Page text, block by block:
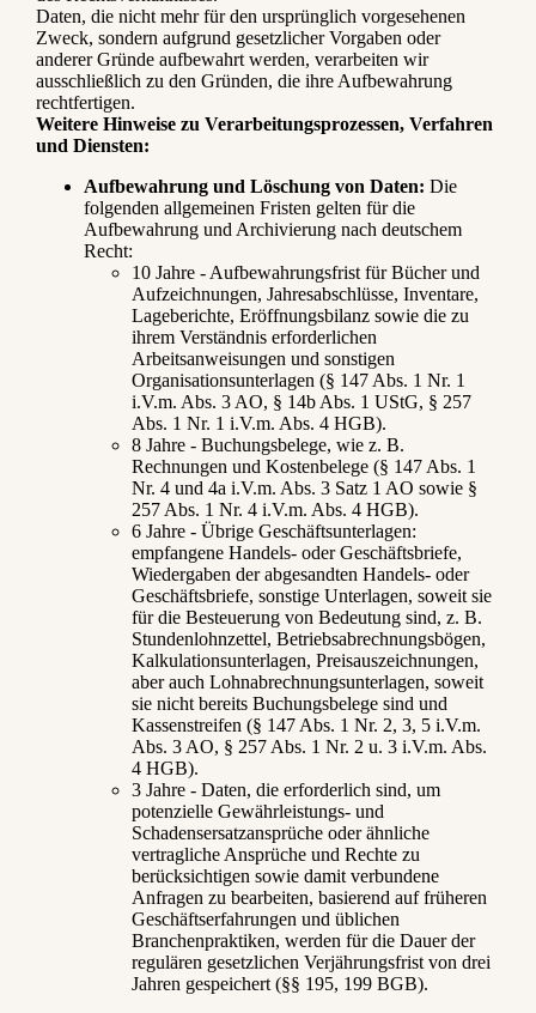
Daten, die nicht mehr für den ursprünglich vorgesehenen
Zweck, sondern aufgrund gesetzlicher Vorgaben oder
anderer Gründe aufbewahrt werden, verarbeiten wir
ausschließlich zu den Gründen, die ihre Aufbewahrung
rechtfertigen.
Weitere Hinweise zu Verarbeitungsprozessen, Verfahren
und Diensten:
Aufbewahrung und Löschung von Daten: Die
folgenden allgemeinen Fristen gelten für die
Aufbewahrung und Archivierung nach deutschem
Recht:
10 Jahre - Aufbewahrungsfrist für Bücher und
Aufzeichnungen, Jahresabschlüsse, Inventare,
Lageberichte, Eröffnungsbilanz sowie die zu
ihrem Verständnis erforderlichen
Arbeitsanweisungen und sonstigen
Organisationsunterlagen (§ 147 Abs. 1 Nr. 1
i.V.m. Abs. 3 AO, § 14b Abs. 1 UStG, § 257
Abs. 1 Nr. 1 i.V.m. Abs. 4 HGB).
8 Jahre - Buchungsbelege, wie z. B.
Rechnungen und Kostenbelege (§ 147 Abs. 1
Nr. 4 und 4a i.V.m. Abs. 3 Satz 1 AO sowie §
257 Abs. 1 Nr. 4 i.V.m. Abs. 4 HGB).
6 Jahre - Übrige Geschäftsunterlagen:
empfangene Handels- oder Geschäftsbriefe,
Wiedergaben der abgesandten Handels- oder
Geschäftsbriefe, sonstige Unterlagen, soweit sie
für die Besteuerung von Bedeutung sind, z. B.
Stundenlohnzettel, Betriebsabrechnungsbögen,
Kalkulationsunterlagen, Preisauszeichnungen,
aber auch Lohnabrechnungsunterlagen, soweit
sie nicht bereits Buchungsbelege sind und
Kassenstreifen (§ 147 Abs. 1 Nr. 2, 3, 5 i.V.m.
Abs. 3 AO, § 257 Abs. 1 Nr. 2 u. 3 i.V.m. Abs.
4 HGB).
3 Jahre - Daten, die erforderlich sind, um
potenzielle Gewährleistungs- und
Schadensersatzansprüche oder ähnliche
vertragliche Ansprüche und Rechte zu
berücksichtigen sowie damit verbundene
Anfragen zu bearbeiten, basierend auf früheren
Geschäftserfahrungen und üblichen
Branchenpraktiken, werden für die Dauer der
regulären gesetzlichen Verjährungsfrist von drei
Jahren gespeichert (§§ 195, 199 BGB).